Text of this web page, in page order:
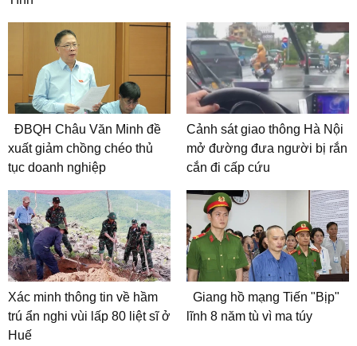
ĐBQH Châu Văn Minh đề
xuất giảm chồng chéo thủ
tục doanh nghiệp
Cảnh sát giao thông Hà Nội
mở đường đưa người bị rắn
cắn đi cấp cứu
Xác minh thông tin về hầm
trú ẩn nghi vùi lấp 80 liệt sĩ ở
Huế
Giang hồ mạng Tiến "Bịp"
lĩnh 8 năm tù vì ma túy